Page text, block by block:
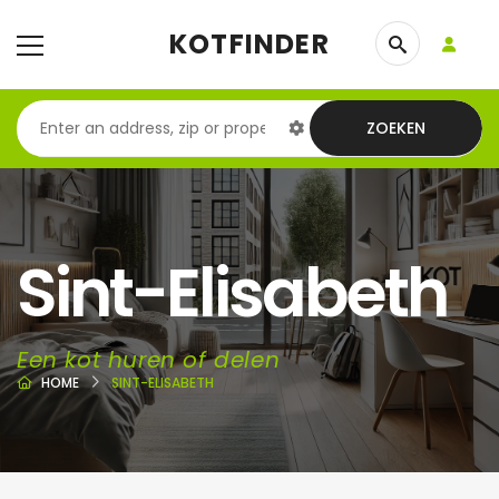
KOTFINDER
ZOEKEN
Sint-Elisabeth
Een kot huren of delen
HOME SINT-ELISABETH